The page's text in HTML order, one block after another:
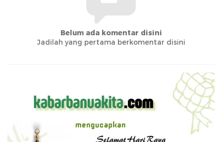
Belum ada komentar disini
Jadilah yang pertama berkomentar disini